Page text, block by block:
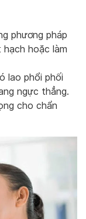
phương pháp
hoặc làm
lao phổi phối
ngực thẳng.
cho chẩn